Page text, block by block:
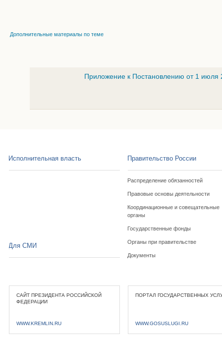
Дополнительные материалы по теме
Приложение к Постановлению от 1 июля
Исполнительная власть Правительство России
Распределение обязанностей
Правовые основы деятельности
Координационные и совещательные
органы
Государственные фонды
Органы при правительстве
Документы
Для СМИ
САЙТ ПРЕЗИДЕНТА РОССИЙСКОЙ
ФЕДЕРАЦИИ
WWW.KREMLIN.RU
ПОРТАЛ ГОСУДАРСТВЕННЫХ
WWW.GOSUSLUGI.RU